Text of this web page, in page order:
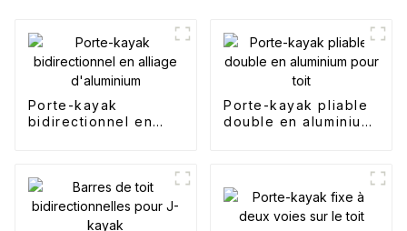
Porte-kayak
bidirectionnel en
Porte-kayak pliable
double en aluminium